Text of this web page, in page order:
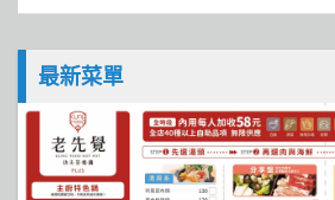
最新菜單
品牌總覽